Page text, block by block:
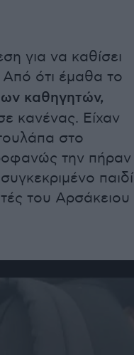
για να καθίσει
Από ότι έμαθα το
καθηγητών,
κανένας. Είχαν
στο
την πήραν
του Αρσάκειου